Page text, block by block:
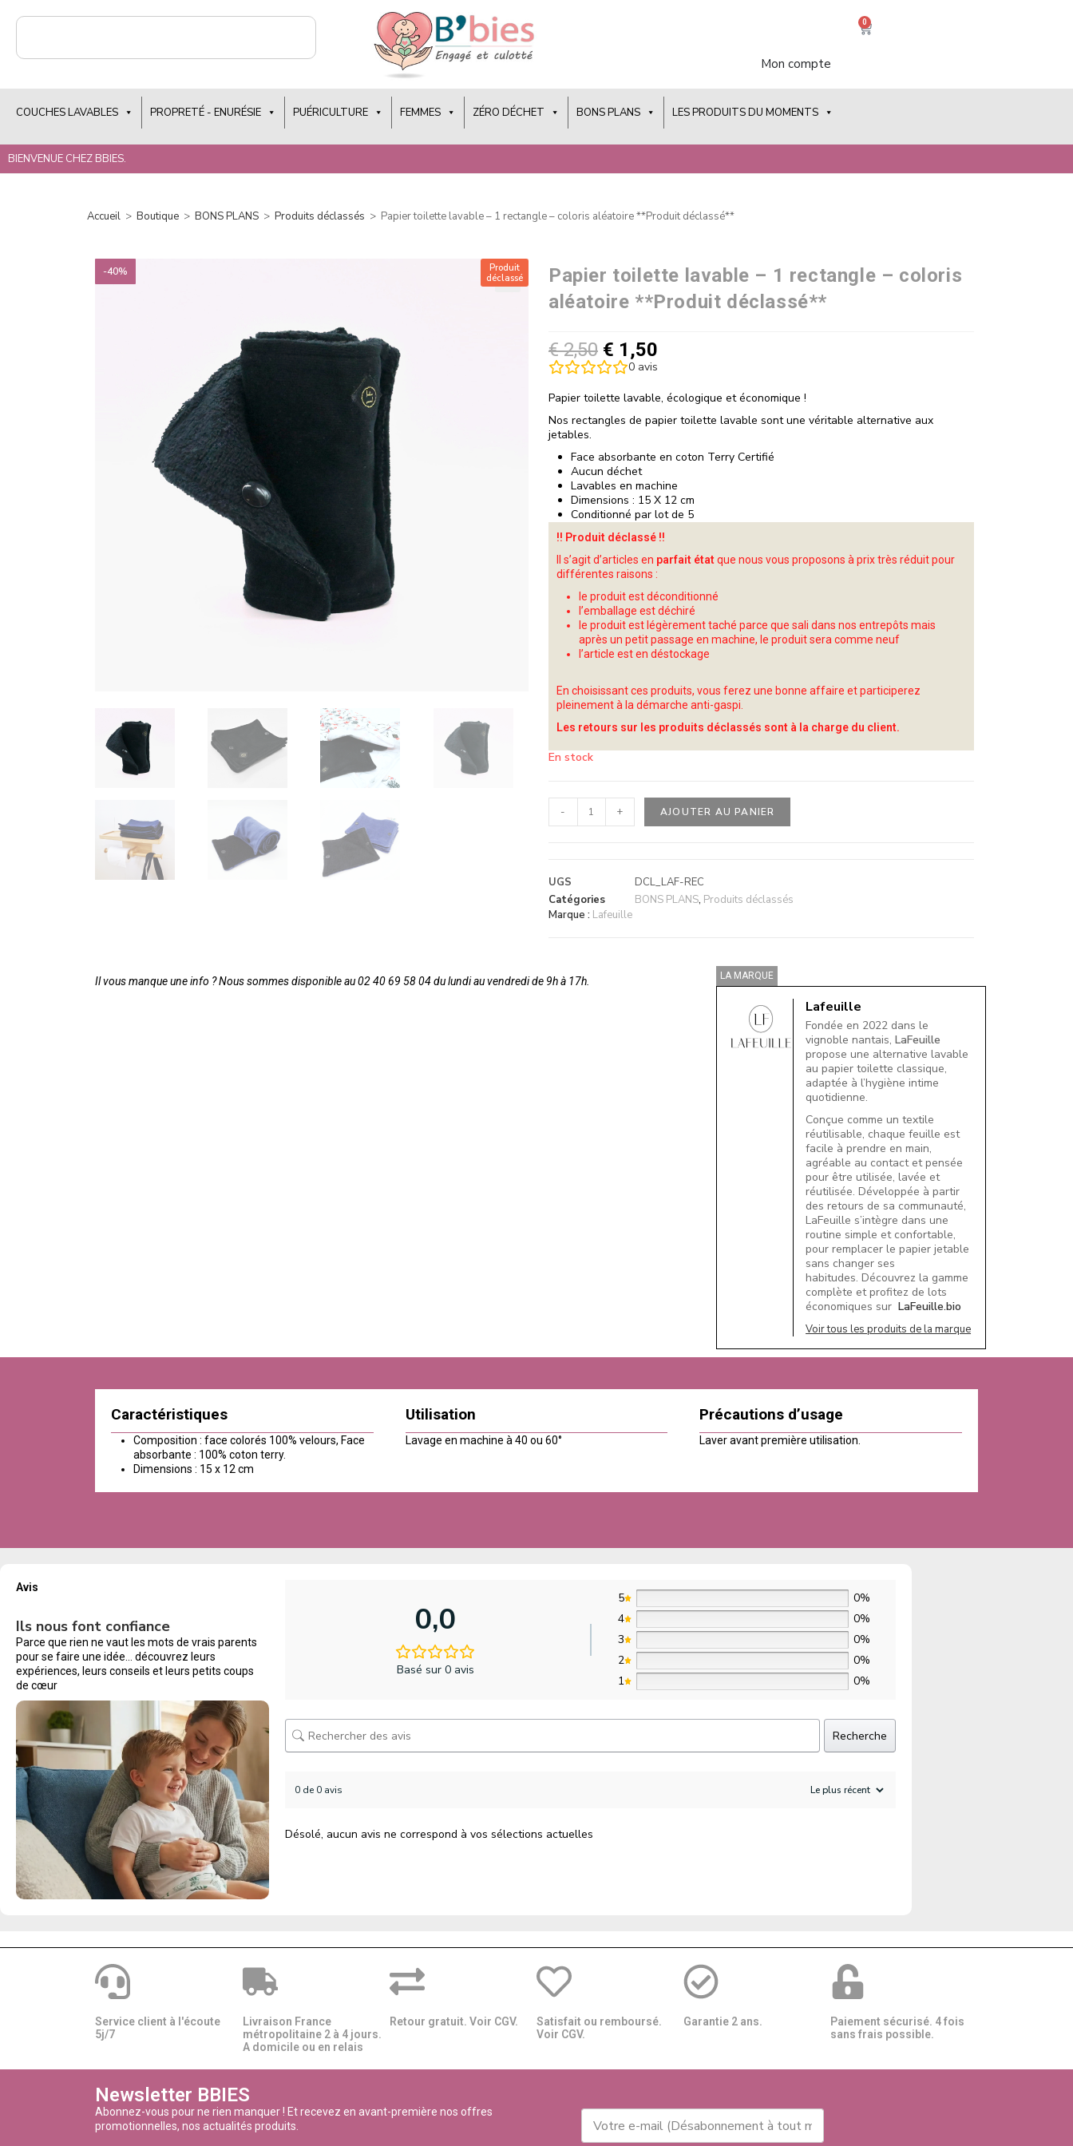
Mon compte
0
COUCHES LAVABLES PROPRETÉ - ENURÉSIE PUÉRICULTURE FEMMES ZÉRO DÉCHET BONS PLANS LES PRODUITS DU MOMENTS
BIENVENUE CHEZ BBIES.
Accueil > Boutique > BONS PLANS > Produits déclassés > Papier toilette lavable – 1 rectangle – coloris aléatoire **Produit déclassé**
-40%
Produit
déclassé
Papier toilette lavable – 1 rectangle – coloris
aléatoire **Produit déclassé**
€2,50 € 1,50
0avis
Papier toilette lavable, écologique et économique !
Nos rectangles de papier toilette lavable sont une véritable alternative aux
jetables.
Face absorbante en coton Terry Certifié
Aucun déchet
Lavables en machine
Dimensions : 15 X 12 cm
Conditionné par lot de 5
!! Produit déclassé !!
Il s’agit d’articles en parfait état que nous vous proposons à prix très réduit pour
différentes raisons :
le produit est déconditionné
l’emballage est déchiré
le produit est légèrement taché parce que sali dans nos entrepôts mais
après un petit passage en machine, le produit sera comme neuf
l’article est en déstockage
En choisissant ces produits, vous ferez une bonne affaire et participerez
pleinement à la démarche anti-gaspi.
Les retours sur les produits déclassés sont à la charge du client.
En stock
- + AJOUTER AU PANIER
UGS
DCL_LAF-REC
Catégories
BONS PLANS, Produits déclassés
Marque : Lafeuille
Il vous manque une info ? Nous sommes disponible au 02 40 69 58 04 du lundi au vendredi de 9h à 17h. LA MARQUE
Lafeuille
Fondée en 2022 dans le
vignoble nantais,LaFeuille
propose une alternative lavable
au papier toilette classique,
adaptée à l’hygiène intime
quotidienne.
Conçue comme un textile
réutilisable, chaque feuille est
facile à prendre en main,
agréable au contact et pensée
pour être utilisée, lavée et
réutilisée. Développée à partir
des retours de sa communauté,
LaFeuille s’intègre dans une
routine simple et confortable,
pour remplacer le papier jetable
sans changer ses
habitudes. Découvrez la gamme
complète et profitez de lots
économiques surLaFeuille.bio
Voir tous les produits de la marque
Caractéristiques
Composition : face colorés 100% velours, Face
absorbante : 100% coton terry.
Dimensions : 15 x 12 cm
Utilisation
Lavage en machine à 40 ou 60°
Précautions d’usage
Laver avant première utilisation.
Avis
Ils nous font confiance
Parce que rien ne vaut les mots de vrais parents
pour se faire une idée… découvrez leurs
expériences, leurs conseils et leurs petits coups
de cœur
0,0
Basé sur 0 avis
5
0%
4
0%
3
0%
2
0%
1
0%
Recherche
0 de 0 avis
Désolé, aucun avis ne correspond à vos sélections actuelles
Service client à l'écoute
5j/7
Livraison France
métropolitaine 2 à 4 jours.
A domicile ou en relais​​
Retour gratuit. Voir CGV.
Satisfait ou remboursé.
Voir CGV.
Garantie 2 ans.
Paiement sécurisé. 4 fois
sans frais possible.
Newsletter BBIES
Abonnez-vous pour ne rien manquer ! Et recevez en avant-première nos offres
promotionnelles, nos actualités produits.